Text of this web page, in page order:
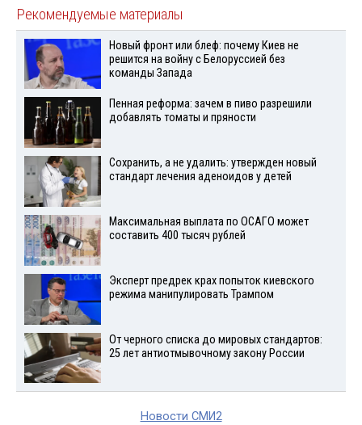
Рекомендуемые материалы
Новый фронт или блеф: почему Киев не
решится на войну с Белоруссией без
команды Запада
Пенная реформа: зачем в пиво разрешили
добавлять томаты и пряности
Сохранить, а не удалить: утвержден новый
стандарт лечения аденоидов у детей
Максимальная выплата по ОСАГО может
составить 400 тысяч рублей
Эксперт предрек крах попыток киевского
режима манипулировать Трампом
От черного списка до мировых стандартов:
25 лет антиотмывочному закону России
Новости СМИ2